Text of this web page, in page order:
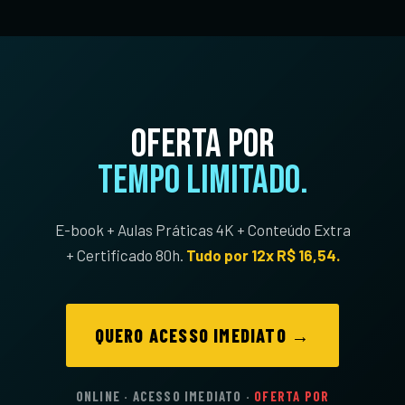
Oferta por
tempo limitado.
E-book + Aulas Práticas 4K + Conteúdo Extra
+ Certificado 80h. Tudo por 12x R$ 16,54.
QUERO ACESSO IMEDIATO →
ONLINE · ACESSO IMEDIATO · OFERTA POR